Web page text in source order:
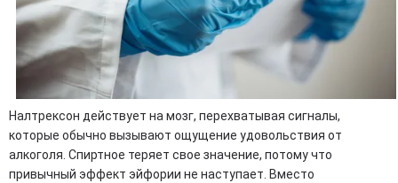
Налтрексон действует на мозг, перехватывая сигналы,
которые обычно вызывают ощущение удовольствия от
алкоголя. Спиртное теряет свое значение, потому что
привычный эффект эйфории не наступает. Вместо